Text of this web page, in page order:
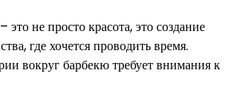
не просто красота, это создание
где хочется проводить время.
вокруг барбекю требует внимания к